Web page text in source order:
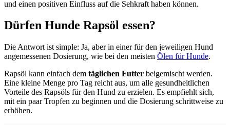
und einen positiven Einfluss auf die Sehkraft haben können.
Dürfen Hunde Rapsöl essen?
Die Antwort ist simple: Ja, aber in einer für den jeweiligen Hund
angemessenen Dosierung, wie bei den meisten Ölen für Hunde.
Rapsöl kann einfach dem täglichen Futter beigemischt werden.
Eine kleine Menge pro Tag reicht aus, um alle gesundheitlichen
Vorteile des Rapsöls für den Hund zu erzielen. Es empfiehlt sich,
mit ein paar Tropfen zu beginnen und die Dosierung schrittweise zu
erhöhen.